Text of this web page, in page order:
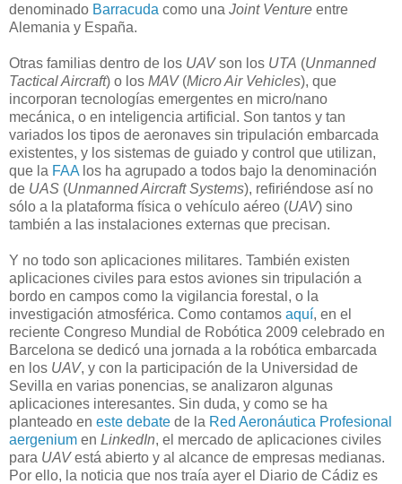
denominado Barracuda como una Joint Venture entre
Alemania y España.
Otras familias dentro de los UAVson los UTA (Unmanned
Tactical Aircraft) o los MAV(Micro Air Vehicles), que
incorporan tecnologías emergentes en micro/nano
mecánica, o en inteligencia artificial. Son tantos y tan
variados los tipos de aeronaves sin tripulación embarcada
existentes, y los sistemas de guiado y control que utilizan,
que la FAA los ha agrupado a todos bajo la denominación
de UAS (Unmanned Aircraft Systems), refiriéndose así no
sólo a la plataforma física o vehículo aéreo (UAV) sino
también a las instalaciones externas que precisan.
Y no todo son aplicaciones militares. También existen
aplicaciones civiles para estos aviones sin tripulación a
bordo en campos como la vigilancia forestal, o la
investigación atmosférica. Como contamos aquí, en el
reciente Congreso Mundial de Robótica 2009 celebrado en
Barcelona se dedicó una jornada a la robótica embarcada
en los UAV, y con la participación de la Universidad de
Sevilla en varias ponencias, se analizaron algunas
aplicaciones interesantes. Sin duda, y como se ha
planteado en este debate de la Red Aeronáutica Profesional
aergenium en LinkedIn, el mercado de aplicaciones civiles
para UAVestá abierto y al alcance de empresas medianas.
Por ello, la noticia que nos traía ayer el Diario de Cádiz es